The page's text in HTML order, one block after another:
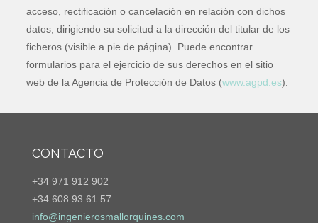
acceso, rectificación o cancelación en relación con dichos
datos, dirigiendo su solicitud a la dirección del titular de los
ficheros (visible a pie de página). Puede encontrar
formularios para el ejercicio de sus derechos en el sitio
web de la Agencia de Protección de Datos (www.agpd.es).
CONTACTO
+34 971 912 902
+34 608 93 61 57
info@ingenierosmallorquines.com